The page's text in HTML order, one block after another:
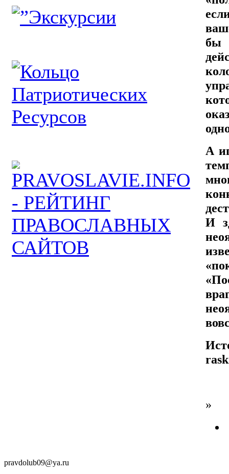
бы
А
И
»
pravdolub09@ya.ru